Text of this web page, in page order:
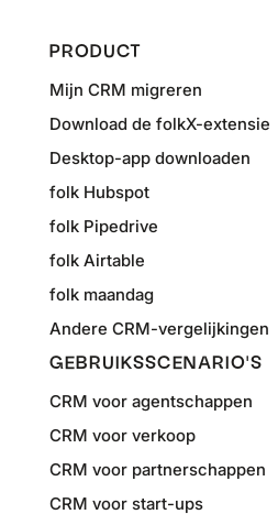
PRODUCT
Mijn CRM migreren
Download de folkX-extensie
Desktop-app downloaden
folk Hubspot
folk Pipedrive
folk Airtable
folk maandag
Andere CRM-vergelijkingen
GEBRUIKSSCENARIO'S
CRM voor agentschappen
CRM voor verkoop
CRM voor partnerschappen
CRM voor start-ups